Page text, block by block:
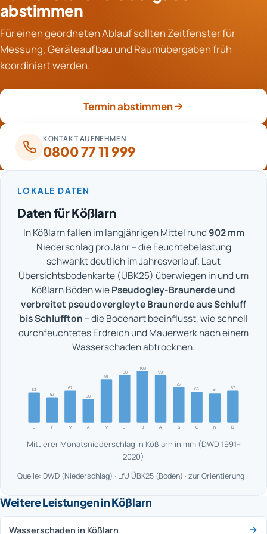
Sämtliche Werte werden fortlaufend im Protokoll
sind Maßnahmen wie Wasseraufnahme und
Trocknungsbeginn auch ohne schriftliche
Deckungszusage üblich. Wichtig sind eine frühe
Schadenmeldung und eine lückenlose Dokumentation
aller Schritte. So bleiben Ansprüche nachvollziehbar.
abstimmen
Für einen geordneten Ablauf sollten Zeitfenster für
Messung, Geräteaufbau und Raumübergaben früh
koordiniert werden.
Termin abstimmen
KONTAKT AUFNEHMEN
0800 77 11 999
LOKALE DATEN
Daten für Kößlarn
In Kößlarn fallen im langjährigen Mittel rund902 mm
Niederschlag pro Jahr – die Feuchtebelastung
schwankt deutlich im Jahresverlauf. Laut
Übersichtsbodenkarte (ÜBK25) überwiegen in und um
Kößlarn Böden wiePseudogley-Braunerde und
verbreitet pseudovergleyte Braunerde aus Schluff
bis Schluffton – die Bodenart beeinflusst, wie schnell
durchfeuchtetes Erdreich und Mauerwerk nach einem
Wasserschaden abtrocknen.
J
63
F
53
M
67
A
50
M
91
J
100
J
109
A
99
S
75
O
65
N
61
D
67
Mittlerer Monatsniederschlag in Kößlarn in mm (DWD 1991–
2020)
Quelle: DWD (Niederschlag) · LfU ÜBK25 (Boden) · zur Orientierung
Weitere Leistungen in Kößlarn
Wasserschaden in Kößlarn